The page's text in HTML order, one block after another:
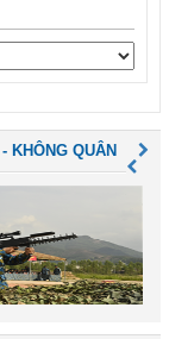
KHÔNG QUÂN